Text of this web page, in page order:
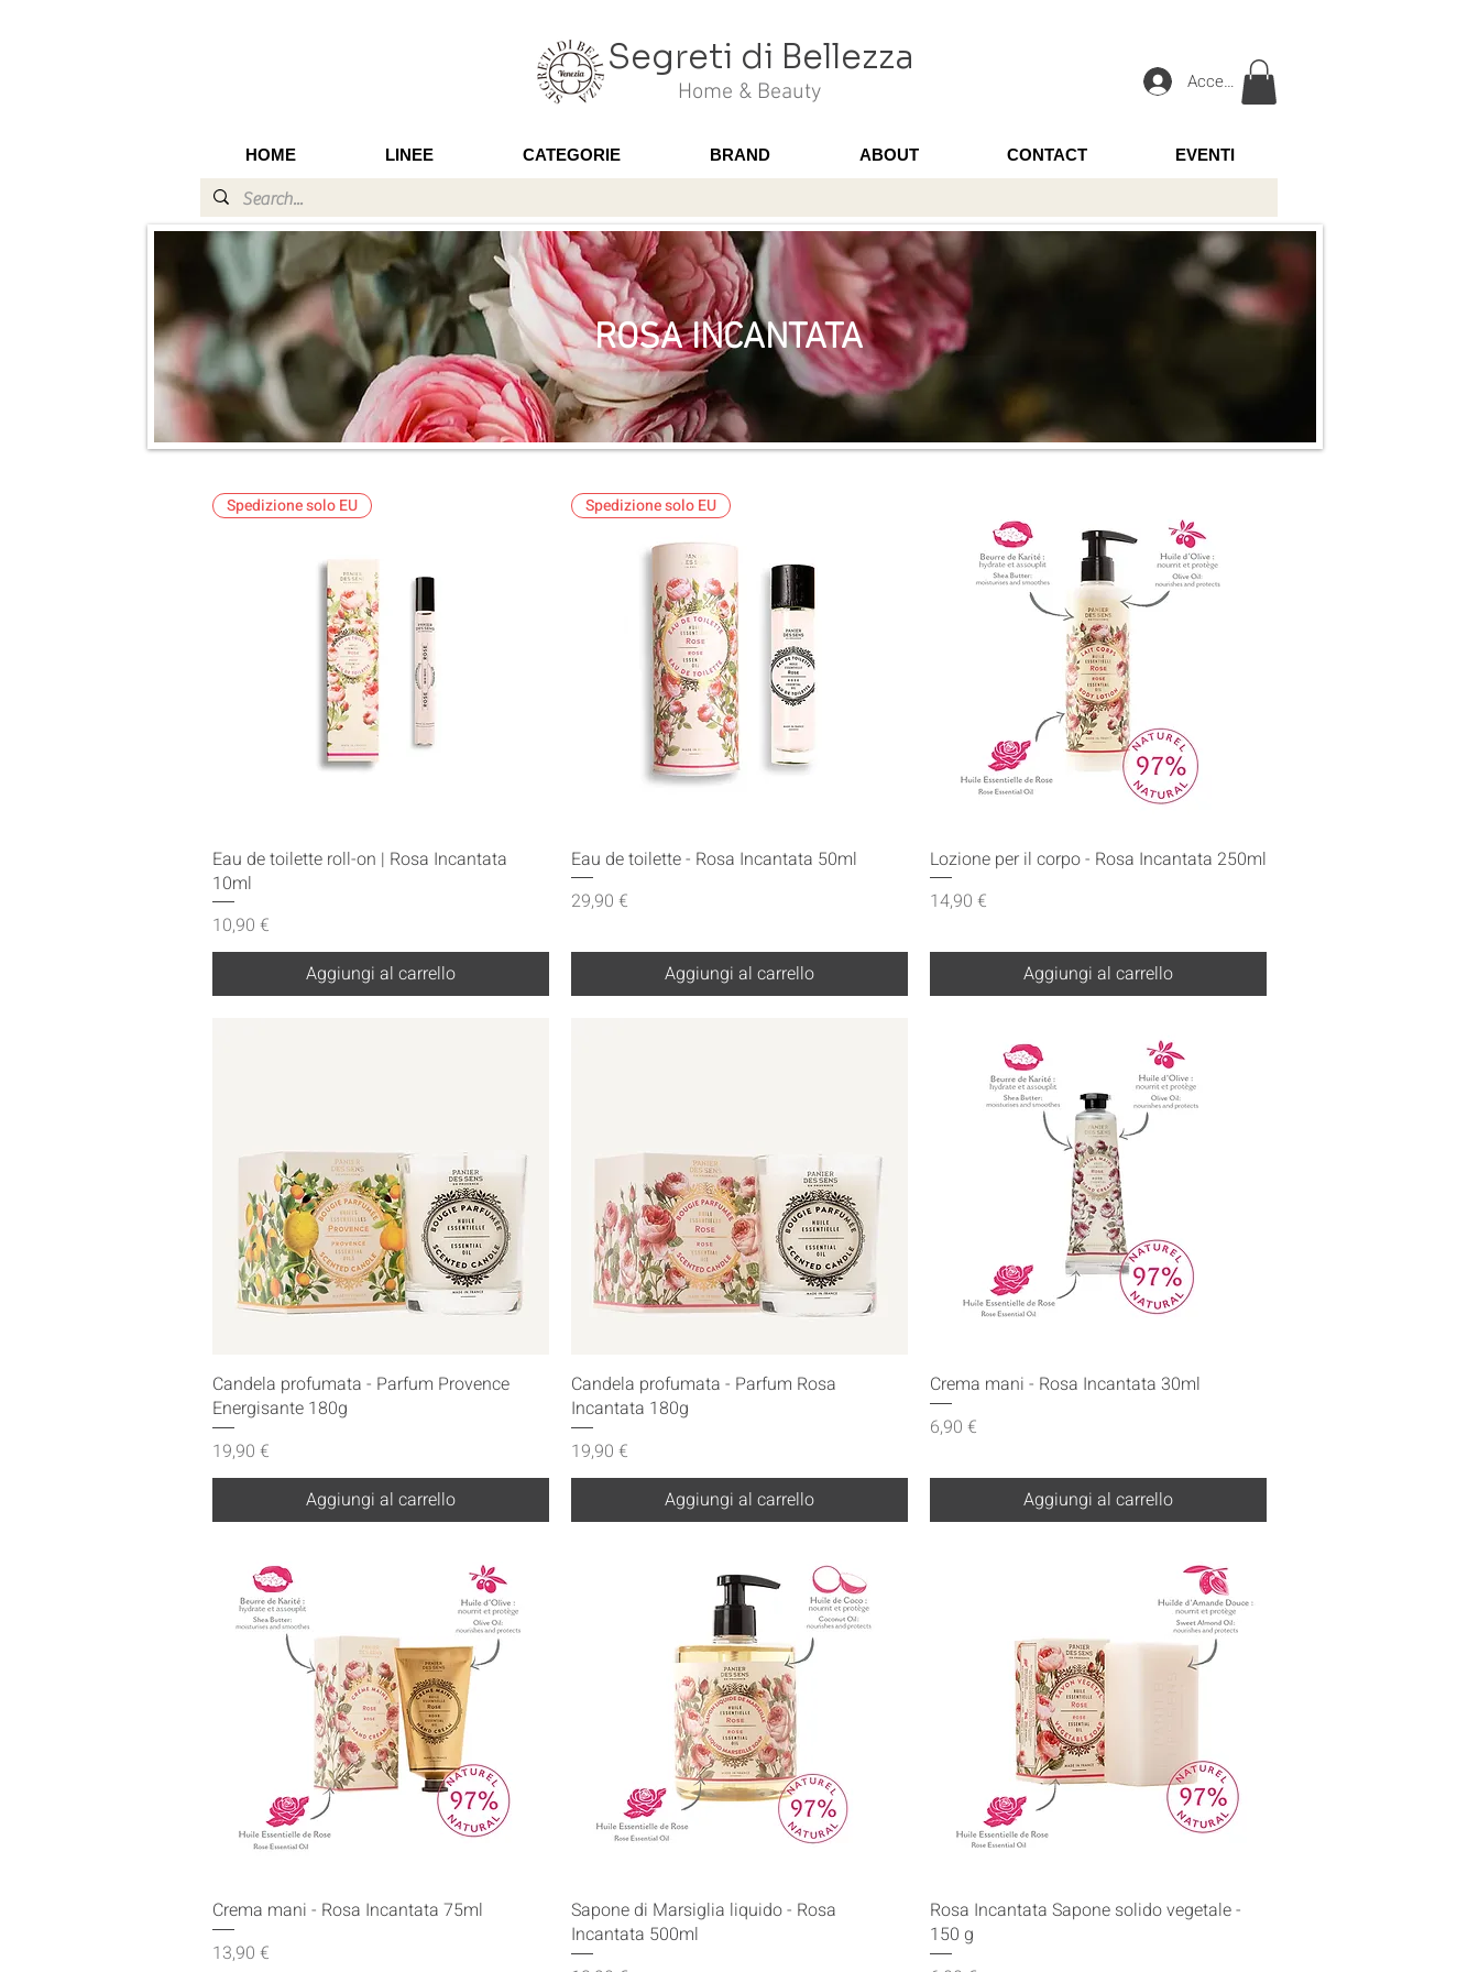
Segreti di Bellezza
Home & Beauty Accedi
HOME LINEE CATEGORIE BRAND ABOUT CONTACT EVENTI
ROSA INCANTATA
Vista rapida
Spedizione solo EU
Eau de toilette roll-on | Rosa Incantata
10ml
Prezzo
10,90 €
Aggiungi al carrello
Vista rapida
Spedizione solo EU
Eau de toilette - Rosa Incantata 50ml
Prezzo
29,90 €
Aggiungi al carrello
Vista rapida
Lozione per il corpo - Rosa Incantata 250ml
Prezzo
14,90 €
Aggiungi al carrello
Vista rapida
Candela profumata - Parfum Provence
Energisante 180g
Prezzo
19,90 €
Aggiungi al carrello
Vista rapida
Candela profumata - Parfum Rosa
Incantata 180g
Prezzo
19,90 €
Aggiungi al carrello
Vista rapida
Crema mani - Rosa Incantata 30ml
Prezzo
6,90 €
Aggiungi al carrello
Vista rapida
Crema mani - Rosa Incantata 75ml
Prezzo
13,90 €
Vista rapida
Sapone di Marsiglia liquido - Rosa
Incantata 500ml
Vista rapida
Rosa Incantata Sapone solido vegetale -
150 g